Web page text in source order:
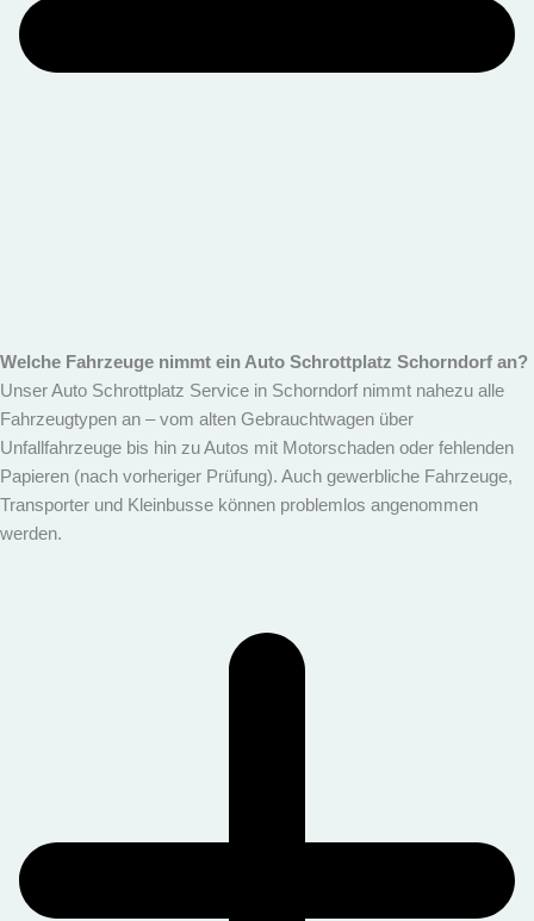
Welche Fahrzeuge nimmt ein Auto Schrottplatz Schorndorf an?
Unser Auto Schrottplatz Service in Schorndorf nimmt nahezu alle
Fahrzeugtypen an – vom alten Gebrauchtwagen über
Unfallfahrzeuge bis hin zu Autos mit Motorschaden oder fehlenden
Papieren (nach vorheriger Prüfung). Auch gewerbliche Fahrzeuge,
Transporter und Kleinbusse können problemlos angenommen
werden.